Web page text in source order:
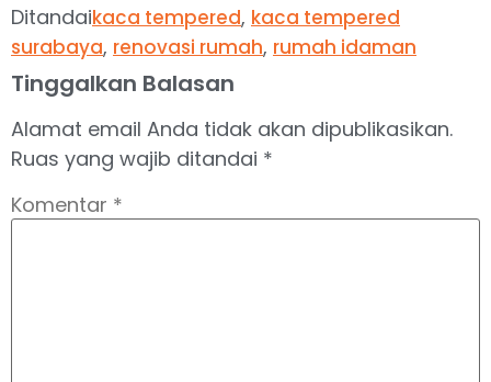
Ditandaikaca tempered, kaca tempered
surabaya, renovasi rumah, rumah idaman
Tinggalkan Balasan
Alamat email Anda tidak akan dipublikasikan.
Ruas yang wajib ditandai *
Komentar *